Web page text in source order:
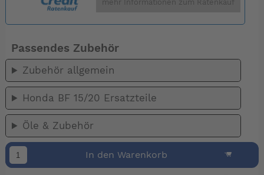
mehr Informationen zum Ratenkauf
Passendes Zubehör
Zubehör allgemein
Honda BF 15/20 Ersatzteile
Öle & Zubehör
In den Warenkorb